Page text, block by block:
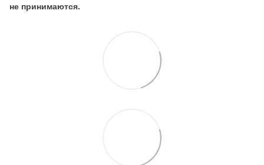
не принимаются.